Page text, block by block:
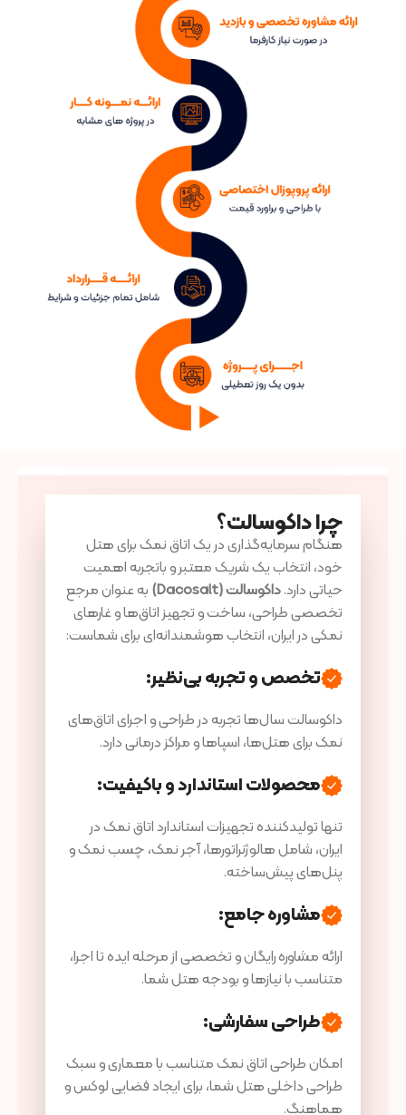
چرا داکوسالت؟
هنگام سرمایه‌گذاری در یک اتاق نمک برای هتل
خود، انتخاب یک شریک معتبر و باتجربه اهمیت
حیاتی دارد.داکوسالت(Dacosalt)
به عنوان مرجع
تخصصی طراحی، ساخت و تجهیز اتاق‌ها و غارهای
نمکی در ایران، انتخاب هوشمندانه‌ای برای شماست:
تخصص و تجربه بی‌نظیر:
داکوسالت سال‌ها تجربه در طراحی و اجرای اتاق‌های
نمک برای هتل‌ها، اسپاها و مراکز درمانی دارد.
محصولات استاندارد و باکیفیت:
تنها تولیدکننده تجهیزات استاندارد اتاق نمک در
ایران، شامل هالوژنراتورها، آجر نمک، چسب نمک و
پنل‌های پیش‌ساخته.
مشاوره جامع:
ارائه مشاوره رایگان و تخصصی از مرحله ایده تا اجرا،
متناسب با نیازها و بودجه هتل شما.
طراحی سفارشی:
امکان طراحی اتاق نمک متناسب با معماری و سبک
طراحی داخلی هتل شما، برای ایجاد فضایی لوکس و
هماهنگ.